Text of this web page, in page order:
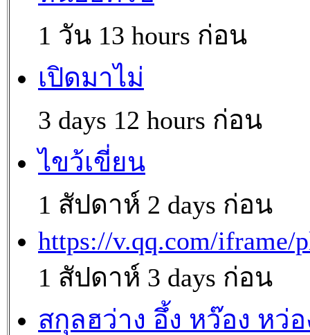
1 วัน 13 hours ก่อน
เปิดมาไม่
3 days 12 hours ก่อน
ไขว้เขี่ยน
1 สัปดาห์ 2 days ก่อน
https://v.qq.com/iframe/
1 สัปดาห์ 3 days ก่อน
สกุลฮว่าง อึ้ง หว๊อง หว่อ